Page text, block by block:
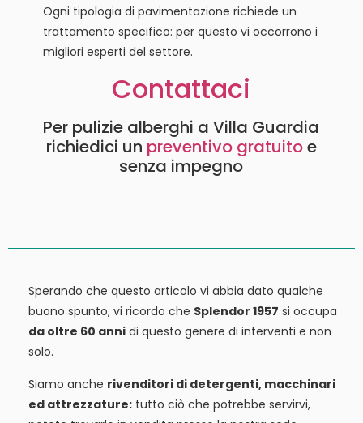
Ogni tipologia di pavimentazione richiede un
trattamento specifico: per questo vi occorrono i
migliori esperti del settore.
Contattaci
Per pulizie alberghi a Villa Guardia
richiedici un preventivo gratuitoe
senza impegno
Sperando che questo articolo vi abbia dato qualche
buono spunto, vi ricordo che Splendor 1957 si occupa
da oltre 60 anni di questo genere di interventi e non
solo.
Siamo anche rivenditori di detergenti, macchinari
ed attrezzature: tutto ciò che potrebbe servirvi,